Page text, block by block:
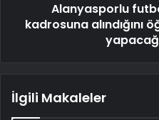
Alanyasporlu
kadrosuna alındığını
İlgili Makaleler